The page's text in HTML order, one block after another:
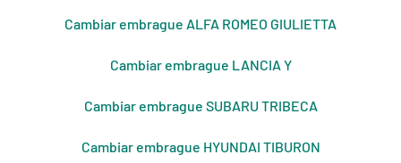
Cambiar embrague ALFA ROMEO GIULIETTA
Cambiar embrague LANCIA Y
Cambiar embrague SUBARU TRIBECA
Cambiar embrague HYUNDAI TIBURON